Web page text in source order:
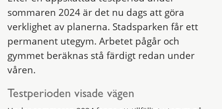
sommaren 2024 är det nu dags att göra
verklighet av planerna. Stadsparken får ett
permanent utegym. Arbetet pågår och
gymmet beräknas stå färdigt redan under
våren.
Testperioden visade vägen